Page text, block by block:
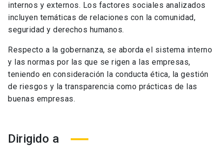
internos y externos. Los factores sociales analizados
incluyen temáticas de relaciones con la comunidad,
seguridad y derechos humanos.
Respecto a la gobernanza, se aborda el sistema interno
y las normas por las que se rigen a las empresas,
teniendo en consideración la conducta ética, la gestión
de riesgos y la transparencia como prácticas de las
buenas empresas.
Dirigido a